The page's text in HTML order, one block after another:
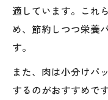
適しています。これ
め、節約しつつ栄養
す。
また、肉は小分けパ
するのがおすすめで